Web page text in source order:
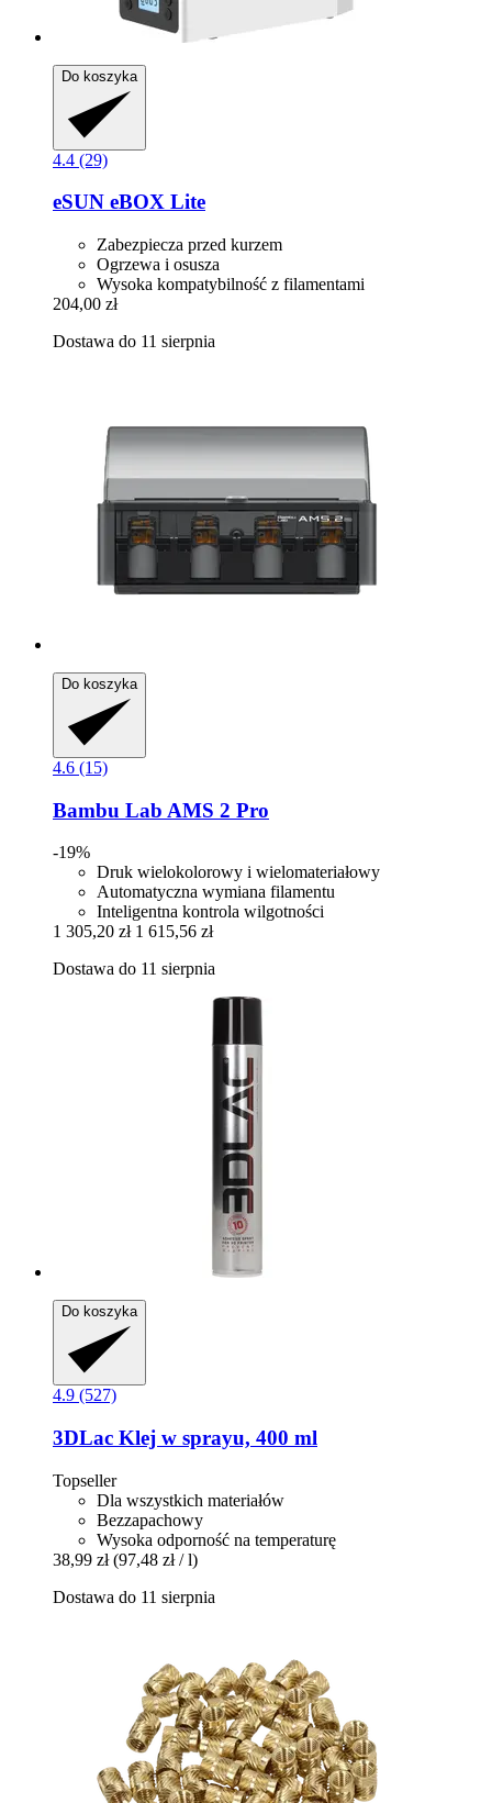
Do koszyka
4.4 (29)
eSUN eBOX Lite
Zabezpiecza przed kurzem
Ogrzewa i osusza
Wysoka kompatybilność z filamentami
204,00 zł
Dostawa do 11 sierpnia
Do koszyka
4.6 (15)
Bambu Lab AMS 2 Pro
-19%
Druk wielokolorowy i wielomateriałowy
Automatyczna wymiana filamentu
Inteligentna kontrola wilgotności
1 305,20 zł 1 615,56 zł
Dostawa do 11 sierpnia
Do koszyka
4.9 (527)
3DLac Klej w sprayu, 400 ml
Topseller
Dla wszystkich materiałów
Bezzapachowy
Wysoka odporność na temperaturę
38,99 zł (97,48 zł / l)
Dostawa do 11 sierpnia